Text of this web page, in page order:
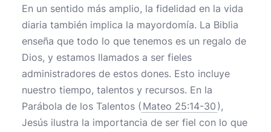
En un sentido más amplio, la fidelidad en la vida
diaria también implica la mayordomía. La Biblia
enseña que todo lo que tenemos es un regalo de
Dios, y estamos llamados a ser fieles
administradores de estos dones. Esto incluye
nuestro tiempo, talentos y recursos. En la
Parábola de los Talentos ( Mateo 25:14-30 ),
Jesús ilustra la importancia de ser fiel con lo que